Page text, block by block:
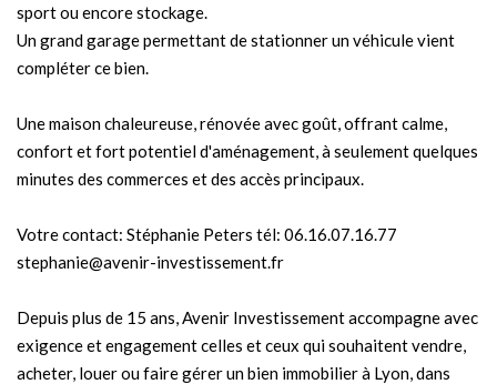
sport ou encore stockage.
Un grand garage permettant de stationner un véhicule vient
compléter ce bien.
Une maison chaleureuse, rénovée avec goût, offrant calme,
confort et fort potentiel d'aménagement, à seulement quelques
minutes des commerces et des accès principaux.
Votre contact: Stéphanie Peters tél: 06.16.07.16.77
stephanie@avenir-investissement.fr
Depuis plus de 15 ans, Avenir Investissement accompagne avec
exigence et engagement celles et ceux qui souhaitent vendre,
acheter, louer ou faire gérer un bien immobilier à Lyon, dans